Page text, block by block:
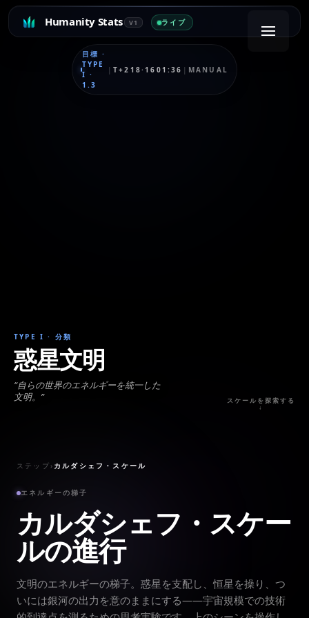
Humanity Stats V1 ライブ
目標 ·
TYPE
I ·
1.3
| T+218·1601:36 | MANUAL
TYPE I · 分類
惑星文明
“自らの世界のエネルギーを統一した
文明。 ”
スケールを探索する
↓
ステップ › カルダシェフ・スケール
エネルギーの梯子
カルダシェフ・スケー
ルの進行
文明のエネルギーの梯子。惑星を支配し、恒星を操り、つ
いには銀河の出力を意のままにする——宇宙規模での技術